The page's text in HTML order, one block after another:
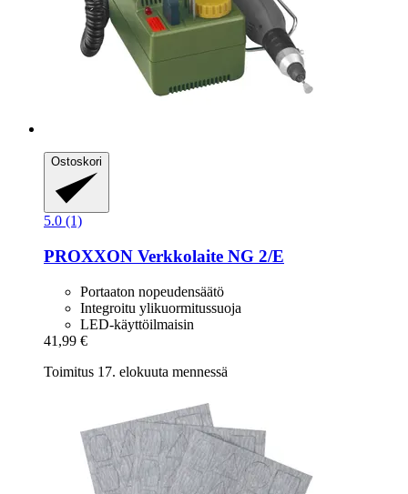
Ostoskori
5.0 (1)
PROXXON Verkkolaite NG 2/E
Portaaton nopeudensäätö
Integroitu ylikuormitussuoja
LED-käyttöilmaisin
41,99 €
Toimitus 17. elokuuta mennessä